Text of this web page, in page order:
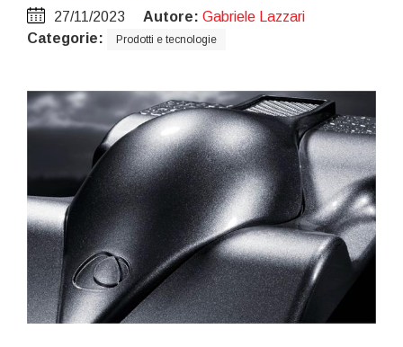
27/11/2023 Autore: Gabriele Lazzari
Categorie:
Prodotti e tecnologie